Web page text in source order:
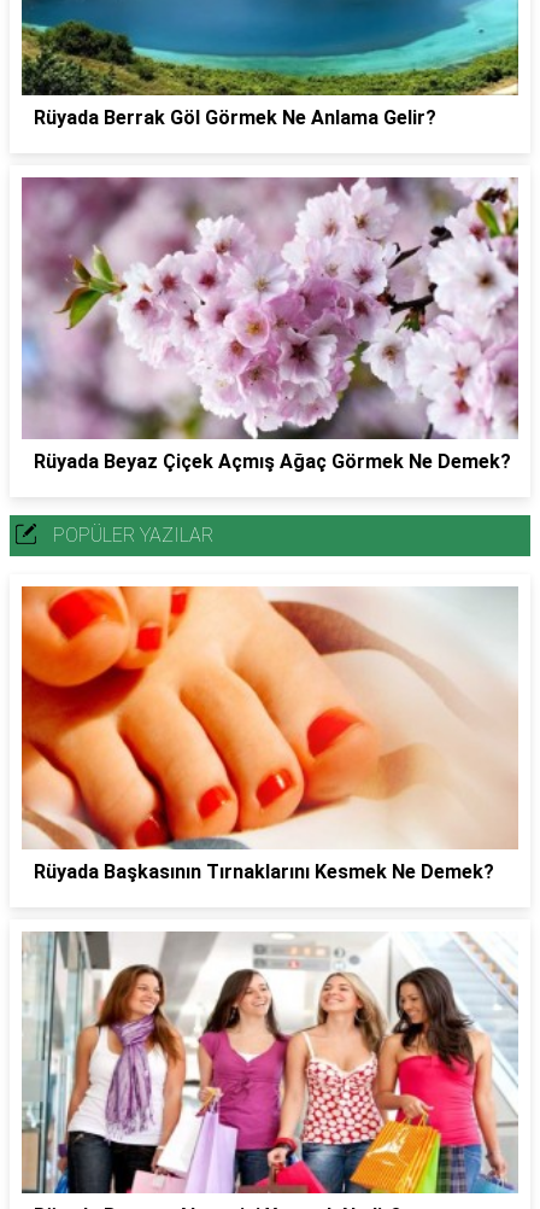
Rüyada Berrak Göl Görmek Ne Anlama Gelir?
Rüyada Beyaz Çiçek Açmış Ağaç Görmek Ne Demek?
POPÜLER YAZILAR
Rüyada Başkasının Tırnaklarını Kesmek Ne Demek?